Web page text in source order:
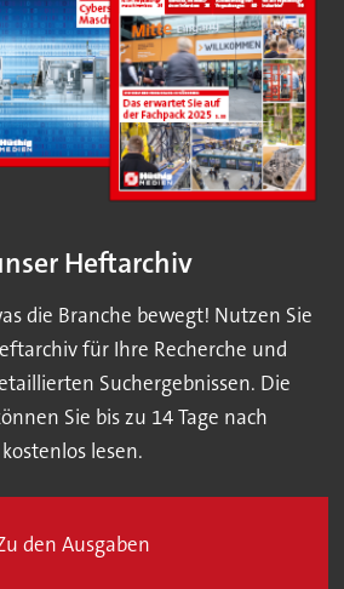
Heftarchiv
die Branche bewegt! Nutzen Sie
für Ihre Recherche und
Suchergebnissen. Die
Sie bis zu 14 Tage nach
lesen.
den Ausgaben